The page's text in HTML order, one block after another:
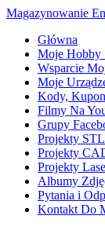
Magazynowanie
Główna
Moje Hobby
Wsparcie
Moje
Kody,
Filmy Na
Grupy
Projekty
Projekty
Projekty
Albumy
Pytania i
Kontakt Do